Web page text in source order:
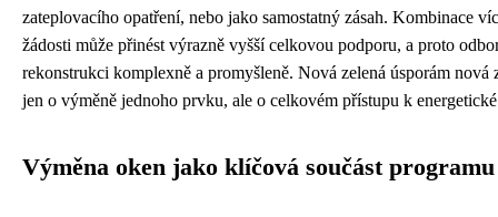
zateplovacího opatření, nebo jako samostatný zásah. Kombinace
žádosti může přinést výrazně vyšší celkovou podporu, a proto
rekonstrukci komplexně a promyšleně. Nová zelená úsporám nová
jen o výměně jednoho prvku, ale o celkovém přístupu k
Výměna oken jako klíčová součást programu